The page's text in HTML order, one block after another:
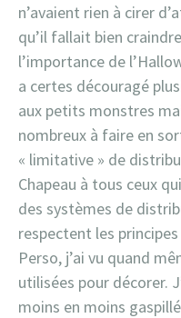
n’avaient rien à cirer
qu’il fallait bien
l’importance de
a certes découragé
aux petits monstres
nombreux à faire en
« limitative » de
Chapeau à tous ceux
des systèmes de
respectent les
Perso, j’ai vu quand
utilisées pour décorer.
moins en moins